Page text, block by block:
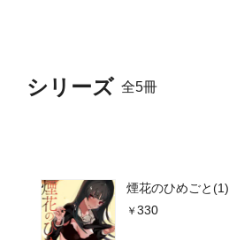
シリーズ 全5冊
煙花のひめごと(1)
330